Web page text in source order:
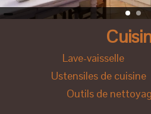
Lave-vaisselle
Ustensiles de
Outils de